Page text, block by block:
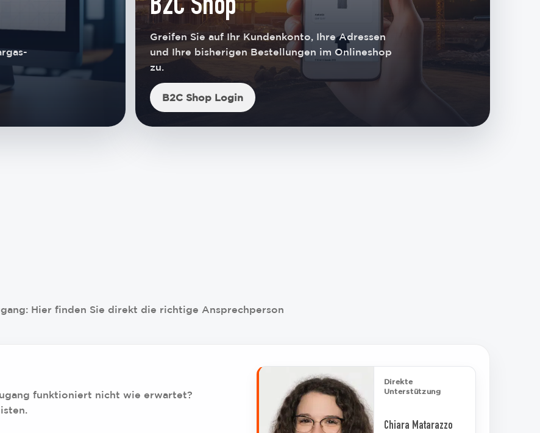
B2C Shop
Greifen Sie auf Ihr Kundenkonto, Ihre Adressen
und Ihre bisherigen Bestellungen im Onlineshop
zu.
B2C Shop Login
Hier finden Sie direkt die richtige Ansprechperson
funktioniert nicht wie erwartet?
Direkte
Unterstützung
Chiara Matarazzo